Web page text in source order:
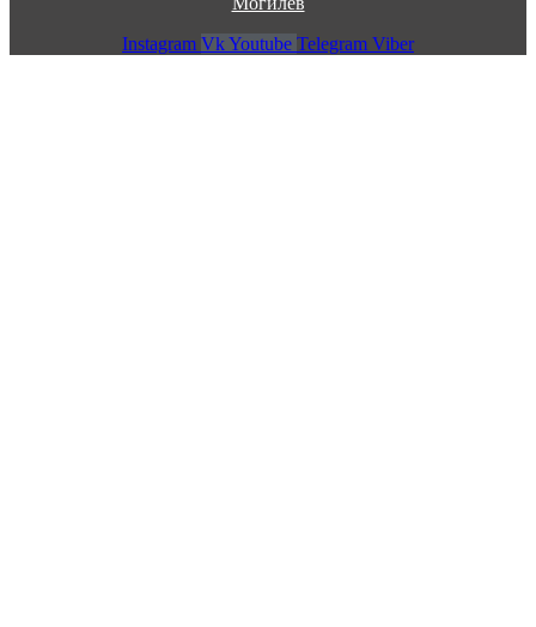
Instagram VkYoutube Telegram Viber